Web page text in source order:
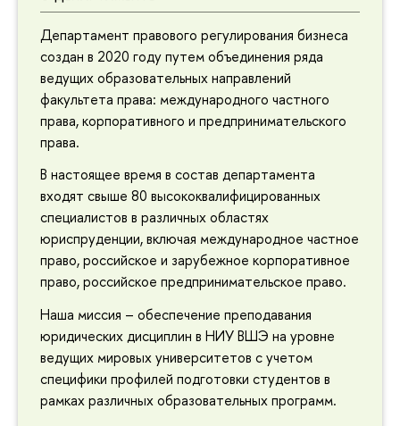
Департамент правового регулирования бизнеса
создан в 2020 году путем объединения ряда
ведущих образовательных направлений
факультета права: международного частного
права, корпоративного и предпринимательского
права.
В настоящее время в состав департамента
входят свыше 80 высококвалифицированных
специалистов в различных областях
юриспруденции, включая международное частное
право, российское и зарубежное корпоративное
право, российское предпринимательское право.
Наша миссия – обеспечение преподавания
юридических дисциплин в НИУ ВШЭ на уровне
ведущих мировых университетов с учетом
специфики профилей подготовки студентов в
рамках различных образовательных программ.